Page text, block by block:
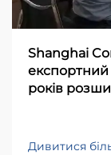
Shanghai
експортний
років
Дивитися